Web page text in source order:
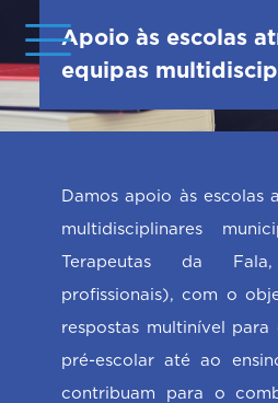
Apoio às escolas
equipas
Damos apoio às escolas
multidisciplinares
Terapeutas da
profissionais), com o
respostas multinível para
pré-escolar até ao
contribuam para o